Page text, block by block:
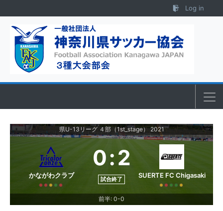
Log in
県U-13リーグ ４部（1st_stage） 2021
かながわクラブ
0:2
試合終了 SUERTE FC Chigasaki
前半: 0-0